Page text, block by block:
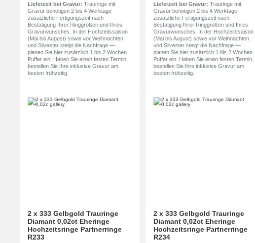
Lieferzeit bei Gravur: Trauringe mit
Gravur benötigen 2 bis 4 Werktage
zusätzliche Fertigungszeit nach
Bestätigung Ihrer Ringgrößen und Ihres
Gravurwunsches. In der Hochzeitssaison
(Mai bis August) sowie vor Weihnachten
und Silvester steigt die Nachfrage —
planen Sie hier zusätzlich 1 bis 2 Wochen
Puffer ein. Haben Sie einen festen Termin,
bestellen Sie Ihre inklusive Gravur am
besten frühzeitig.
Lieferzeit bei Gravur: Trauringe mit
Gravur benötigen 2 bis 4 Werktage
zusätzliche Fertigungszeit nach
Bestätigung Ihrer Ringgrößen und Ihres
Gravurwunsches. In der Hochzeitssaison
(Mai bis August) sowie vor Weihnachten
und Silvester steigt die Nachfrage —
planen Sie hier zusätzlich 1 bis 2 Wochen
Puffer ein. Haben Sie einen festen Termin,
bestellen Sie Ihre inklusive Gravur am
besten frühzeitig.
2 x 333 Gelbgold Trauringe
Diamant 0,02ct Eheringe
Hochzeitsringe Partnerringe
R233
2 x 333 Gelbgold Trauringe
Diamant 0,02ct Eheringe
Hochzeitsringe Partnerringe
R234